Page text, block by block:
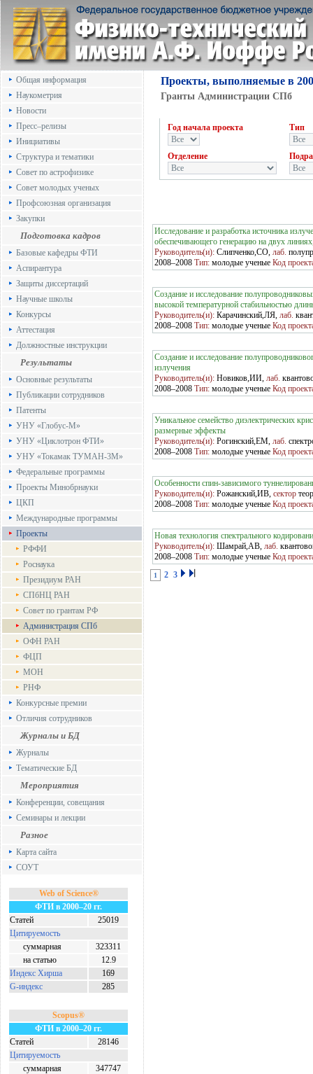
Общая информация
Наукометрия
Новости
Пресс–релизы
Инициативы
Структура и тематики
Совет по астрофизике
Совет молодых ученых
Профсоюзная организация
Закупки
Подготовка кадров
Базовые кафедры ФТИ
Аспирантура
Защиты диссертаций
Научные школы
Конкурсы
Аттестация
Должностные инструкции
Результаты
Основные результаты
Публикации сотрудников
Патенты
УНУ «Глобус-М»
УНУ «Циклотрон ФТИ»
УНУ «Токамак ТУМАН-3М»
Федеральные программы
Проекты Минобрнауки
ЦКП
Международные программы
Проекты
РФФИ
Роснаука
Президиум РАН
СПбНЦ РАН
Совет по грантам РФ
Администрация СПб
ОФН РАН
ФЦП
МОН
РНФ
Конкурсные премии
Отличия сотрудников
Журналы и БД
Журналы
Тематические БД
Мероприятия
Конференции, совещания
Семинары и лекции
Разное
Карта сайта
СОУТ
Web of Science®
ФТИ в 2000–20 гг.
Статей
25019
Цитируемость
суммарная
323311
на статью
12.9
Индекс Хирша
169
G-индекс
285
Scopus®
ФТИ в 2000–20 гг.
Статей
28146
Цитируемость
суммарная
347747
Проекты, выполняемые в
Гранты Администрации СПб
Год начала проекта Тип
Отделение
Исследование и разработка источника
обеспечивающего генерацию на двух
Руководитель(и): Слипченко,СО, лаб.
2008–2008 Тип: молодые ученые Код
Создание и исследование
высокой температурной стабильностью
Руководитель(и): Карачинский,ЛЯ, лаб.
2008–2008 Тип: молодые ученые Код
Создание и исследование
излучения
Руководитель(и): Новиков,ИИ, лаб.
2008–2008 Тип: молодые ученые Код
Уникальное семейство диэлектрических
размерные эффекты
Руководитель(и): Рогинский,ЕМ, лаб.
2008–2008 Тип: молодые ученые Код
Особенности спин-зависимого
Руководитель(и): Рожанский,ИВ, сектор
2008–2008 Тип: молодые ученые Код
Новая технология спектрального
Руководитель(и): Шамрай,АВ, лаб.
2008–2008 Тип: молодые ученые Код
1 2 3